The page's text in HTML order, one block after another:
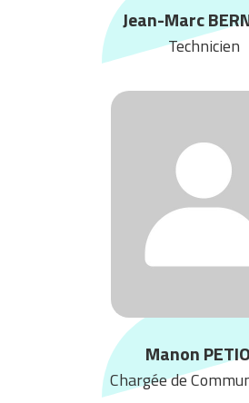
Jean-Marc
Technicien
Manon
Chargée de